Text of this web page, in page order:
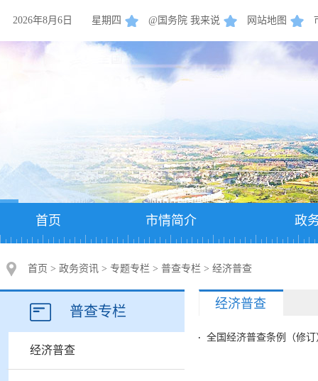
2026年8月6日 星期四 @国务院 我来说 网站地图
首页 市情简介 政
首页 > 政务资讯 > 专题专栏 > 普查专栏 > 经济普查
普查专栏
经济普查
经济普查
全国经济普查条例（修订